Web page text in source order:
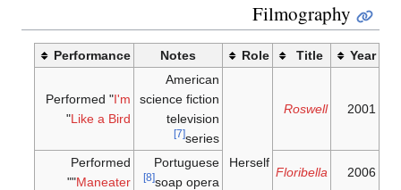
Filmography
Title
Role
Notes
Performance
Roswell
Herself
American
science fiction
television
series
Performed "I'm
Like a Bird
"
Floribella
Portuguese
soap opera
Performed
"Maneater
"